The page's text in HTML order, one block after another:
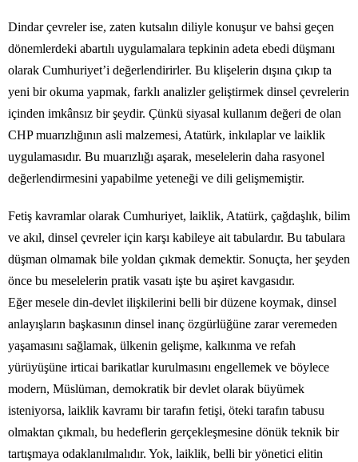
Dindar çevreler ise, zaten kutsalın diliyle konuşur ve bahsi geçen
dönemlerdeki abartılı uygulamalara tepkinin adeta ebedi düşmanı
olarak Cumhuriyet’i değerlendirirler. Bu klişelerin dışına çıkıp ta
yeni bir okuma yapmak, farklı analizler geliştirmek dinsel çevrelerin
içinden imkânsız bir şeydir. Çünkü siyasal kullanım değeri de olan
CHP muarızlığının asli malzemesi, Atatürk, inkılaplar ve laiklik
uygulamasıdır. Bu muarızlığı aşarak, meselelerin daha rasyonel
değerlendirmesini yapabilme yeteneği ve dili gelişmemiştir.
Fetiş kavramlar olarak Cumhuriyet, laiklik, Atatürk, çağdaşlık, bilim
ve akıl, dinsel çevreler için karşı kabileye ait tabulardır. Bu tabulara
düşman olmamak bile yoldan çıkmak demektir. Sonuçta, her şeyden
önce bu meselelerin pratik vasatı işte bu aşiret kavgasıdır.
Eğer mesele din-devlet ilişkilerini belli bir düzene koymak, dinsel
anlayışların başkasının dinsel inanç özgürlüğüne zarar veremeden
yaşamasını sağlamak, ülkenin gelişme, kalkınma ve refah
yürüyüşüne irticai barikatlar kurulmasını engellemek ve böylece
modern, Müslüman, demokratik bir devlet olarak büyümek
isteniyorsa, laiklik kavramı bir tarafın fetişi, öteki tarafın tabusu
olmaktan çıkmalı, bu hedeflerin gerçekleşmesine dönük teknik bir
tartışmaya odaklanılmalıdır. Yok, laiklik, belli bir yönetici elitin